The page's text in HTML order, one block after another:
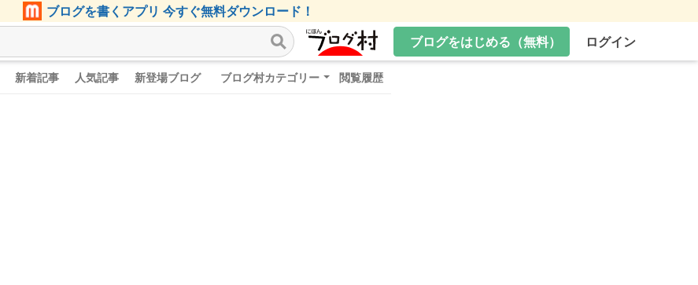
ブログを書くアプリ 今すぐ無料ダウンロード！
ブログをはじめる（無料）
ログイン
新着記事 人気記事 新登場ブログ ブログ村カテゴリー 閲覧履歴